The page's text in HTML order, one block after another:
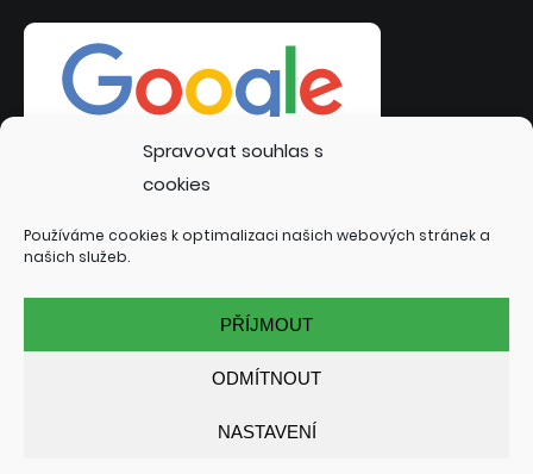
Spravovat souhlas s
cookies
Používáme cookies k optimalizaci našich webových stránek a
našich služeb.
PŘÍJMOUT
ODMÍTNOUT
NASTAVENÍ
© 2022 INTERSITE.CZ | TVORBA WEBOVÝCH STRÁNEK: